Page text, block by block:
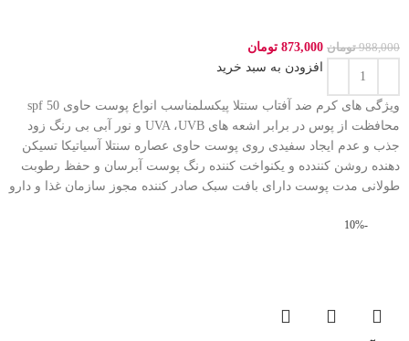
988,000 تومان 873,000 تومان
افزودن به سبد خرید
ویژگی های کرم ضد آفتاب سنتلا پیکسلمناسب انواع پوست حاوی spf 50
محافظت از پوس در برابر اشعه های UVA ،UVB و نور آبی بی رنگ زود
جذب و عدم ایجاد سفیدی روی پوست حاوی عصاره سنتلا آسیاتیکا تسیکن
دهنده روشن کنندده و یکنواخت کننده رنگ پوست آبرسان و حفظ رطوبت
طولانی مدت پوست دارای بافت سبک صادر کننده مجوز سازمان غذا و دارو
-10%